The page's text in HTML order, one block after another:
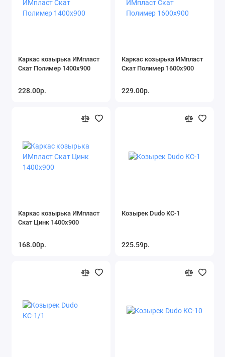
Каркас козырька ИМпласт
Скат Полимер 1400х900
228.00р.
Каркас козырька ИМпласт
Скат Полимер 1600х900
229.00р.
Каркас козырька ИМпласт
Скат Цинк 1400х900
168.00р.
Козырек Dudo КС-1
225.59р.